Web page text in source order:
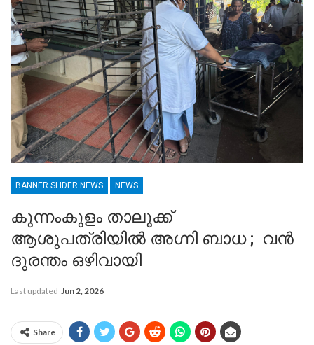
BANNER SLIDER NEWS NEWS
കുന്നംകുളം താലൂക്ക്
ആശുപത്രിയിൽ അഗ്നി ബാധ ; വൻ
ദുരന്തം ഒഴിവായി
Last updated Jun 2, 2026
Share